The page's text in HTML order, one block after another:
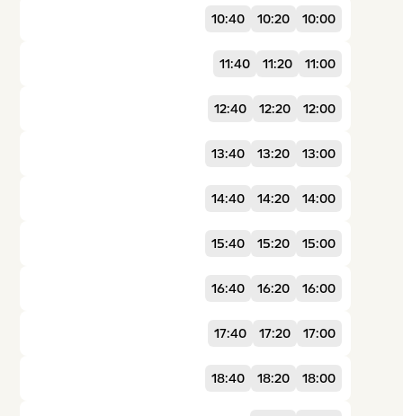
10:00
10:20
10:40
11:00
11:20
11:40
12:00
12:20
12:40
13:00
13:20
13:40
14:00
14:20
14:40
15:00
15:20
15:40
16:00
16:20
16:40
17:00
17:20
17:40
18:00
18:20
18:40